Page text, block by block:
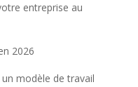
entreprise au
2026
modèle de travail